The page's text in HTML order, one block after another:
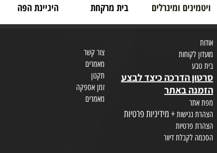
ויטמינים ומינרלים בית מרקחת היגיינת הפה
אודות
מועדון לקוחות
בית טבע
סרטון הדרכה כיצד לבצע
הזמנה באתר
מפת אתר
הצהרת נגישות + מידיניות פרטיות
הצהרת פרטיות
הסכמה לקבלת דיוור
צור קשר
מאמרים
תקנון
זמן אספקה
מאמרים